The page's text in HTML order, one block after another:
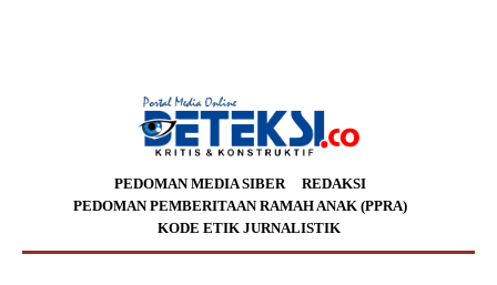
PEDOMAN MEDIA SIBER
REDAKSI
PEDOMAN PEMBERITAAN RAMAH ANAK (PPRA)
KODE ETIK JURNALISTIK